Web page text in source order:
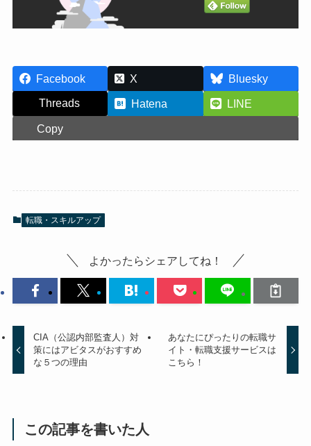
Facebook X
Bluesky
Threads
Hatena
LINE
Copy
転職・スキルアップ
よかったらシェアしてね！
CIA（公認内部監査人）対
策にはアビタスがおすすめ
な５つの理由
あなたにぴったりの転職サ
イト・転職支援サービスは
こちら！
この記事を書いた人